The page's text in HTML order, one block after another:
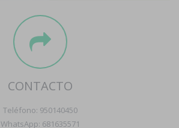
CONTACTO
Teléfono: 950140450
WhatsApp: 681635571